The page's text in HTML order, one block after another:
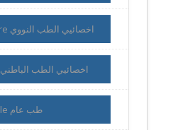
Medecine Nucleaire اخصائيي الطب النووي
Médecine Interne اخصائيي الطب الباطني
Médecine Générale طب عام